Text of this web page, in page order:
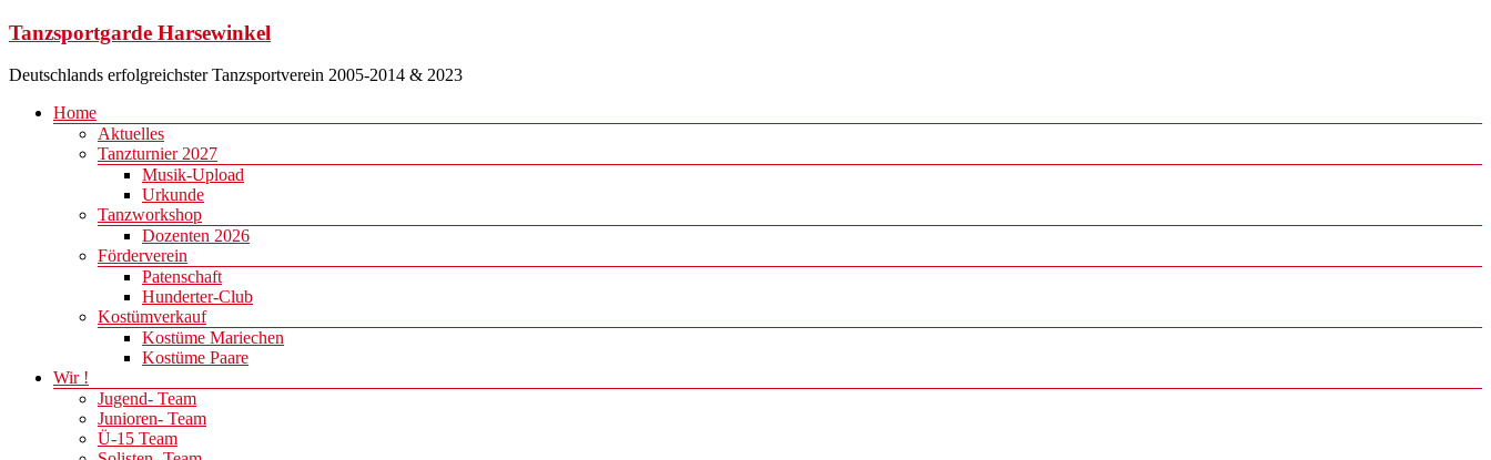
Zum
springen
Tanzsportgarde Harsewinkel
Deutschlands erfolgreichster Tanzsportverein 2005-2014 & 2023
Menü
Home
Aktuelles
Tanzturnier 2027
Musik-Upload
Urkunde
Tanzworkshop
Dozenten 2026
Förderverein
Patenschaft
Hunderter-Club
Kostümverkauf
Kostüme Mariechen
Kostüme Paare
Wir !
Jugend- Team
Junioren- Team
Ü-15 Team